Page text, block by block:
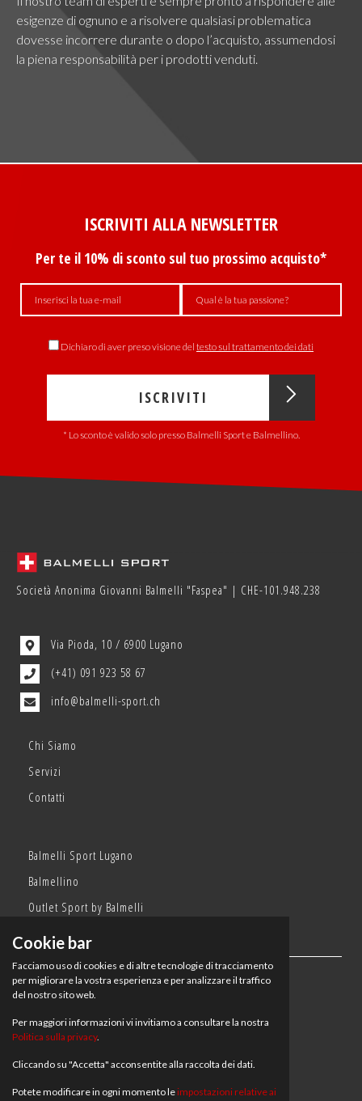
esigenze di ognuno e a risolvere qualsiasi problematica
dovesse incorrere durante o dopo l’acquisto, assumendosi
la piena responsabilità per i prodotti venduti.
ISCRIVITI ALLA NEWSLETTER
Per te il 10% di sconto sul tuo prossimo acquisto*
Dichiaro di aver preso visione del testo sul trattamento dei dati
ISCRIVITI
* Lo sconto è valido solo presso Balmelli Sport e Balmellino.
Società Anonima Giovanni Balmelli "Faspea" | CHE-101.948.238
Via Pioda, 10 / 6900 Lugano
(+41) 091 923 58 67
info@balmelli-sport.ch
Chi Siamo
Servizi
Contatti
Balmelli Sport Lugano
Balmellino
Outlet Sport by Balmelli
Orari:
lun, mar, mer, gio, ven: 08:30–18:30
sab: 08:30–17
dom: chiuso
lun, mar, mer, gio, ven: 08:30–12:30 | 13:30-18:30
Cookie bar
Facciamo uso di cookies e di altre tecnologie di tracciamento
per migliorare la vostra esperienza e per analizzare il traffico
del nostro sito web.
Per maggiori informazioni vi invitiamo a consultare la nostra
Politica sulla privacy.
Cliccando su "Accetta" acconsentite alla raccolta dei dati.
Potete modificare in ogni momento leimpostazioni relative ai